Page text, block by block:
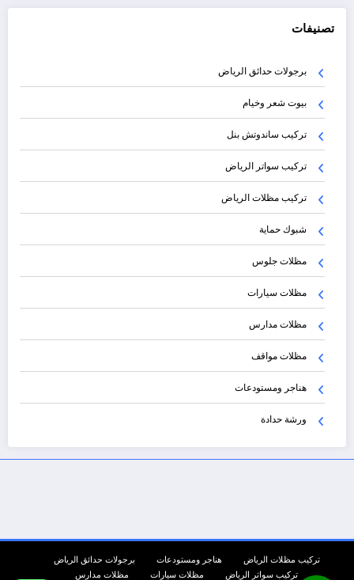
تصنيفات
برجولات حدائق الرياض
بيوت شعر وخيام
تركيب ساندوتش بنل
تركيب سواتر الرياض
تركيب مظلات الرياض
شبوك حماية
مظلات جلوس
مظلات سيارات
مظلات مدارس
مظلات مواقف
هناجر ومستودعات
ورشة حدادة
تركيب مظلات الرياض هناجر ومستودعات
برجولات حدائق الرياض
تركيب سواتر الرياض
مظلات سيارات مظلات مدارس